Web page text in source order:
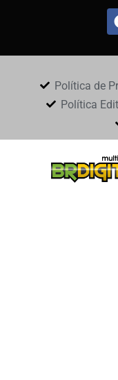
Política de
Política